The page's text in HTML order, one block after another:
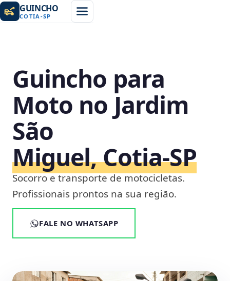
GUINCHO
COTIA -SP
Guincho para
Moto no Jardim
São
Miguel, Cotia‑SP
Socorro e transporte de motocicletas.
Profissionais prontos na sua região.
FALE NO WHATSAPP